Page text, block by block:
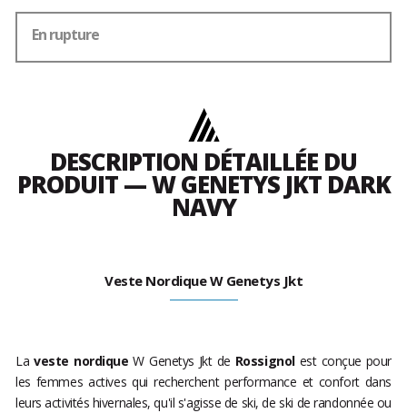
En rupture
DESCRIPTION DÉTAILLÉE DU
PRODUIT — W GENETYS JKT DARK
NAVY
Veste Nordique W Genetys Jkt
La veste nordiqueW Genetys Jkt de Rossignolest conçue pour
les femmes actives qui recherchent performance et confort dans
leurs activités hivernales, qu'il s'agisse de ski, de ski de randonnée ou